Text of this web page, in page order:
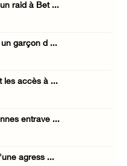
raid à Bet ...
garçon d ...
les accès à ...
entrave ...
agress ...